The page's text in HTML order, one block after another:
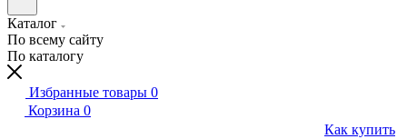
Каталог
По всему сайту
По каталогу
Избранные товары 0
Корзина 0
Как купить